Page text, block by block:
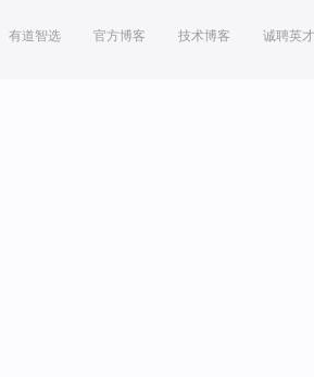
有道智选 官方博客 技术博客 诚聘英才